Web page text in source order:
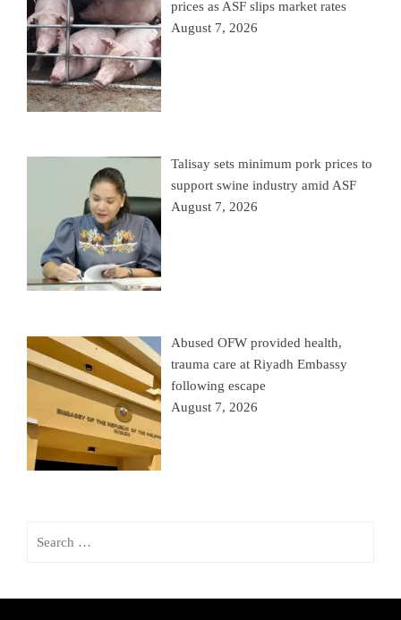
prices as ASF slips market rates
August 7, 2026
Talisay sets minimum pork prices to
support swine industry amid ASF
August 7, 2026
Abused OFW provided health,
trauma care at Riyadh Embassy
following escape
August 7, 2026